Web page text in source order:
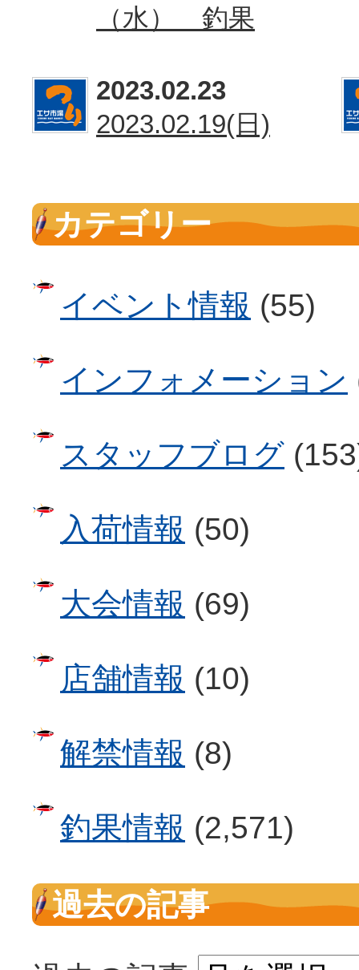
（水） 釣果
2023.02.23
2023.02.19(日)
カテゴリー
イベント情報 (55)
インフォメーション
スタッフブログ
入荷情報 (50)
大会情報 (69)
店舗情報 (10)
解禁情報 (8)
釣果情報 (2,571)
過去の記事